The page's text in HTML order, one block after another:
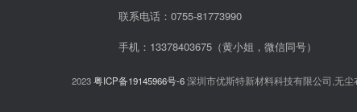
联系电话：0755-81773990
手机：13378403675（黄小姐，微信同号）
2023粤ICP备19145966号-6深圳市优斯特新材料科技有限公司,无尘